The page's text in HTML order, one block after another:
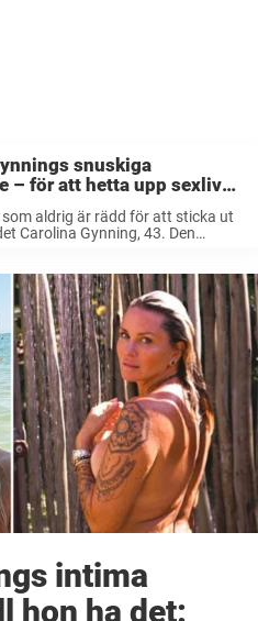
snuskiga
– för att hetta upp sexlivet:
aldrig är rädd för att sticka ut
Carolina Gynning, 43. Den
intima
hon ha det: